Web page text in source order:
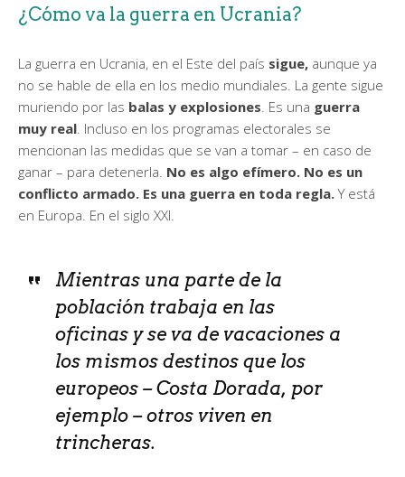
¿Cómo va la guerra en Ucrania?
La guerra en Ucrania, en el Este del país sigue, aunque ya
no se hable de ella en los medio mundiales. La gente sigue
muriendo por las balas y explosiones . Es una guerra
muy real . Incluso en los programas electorales se
mencionan las medidas que se van a tomar – en caso de
ganar – para detenerla. No es algo efímero. No es un
conflicto armado. Es una guerra en toda regla.Y está
en Europa. En el siglo XXI.
Mientras una parte de la
población trabaja en las
oficinas y se va de vacaciones a
los mismos destinos que los
europeos – Costa Dorada, por
ejemplo – otros viven en
trincheras.